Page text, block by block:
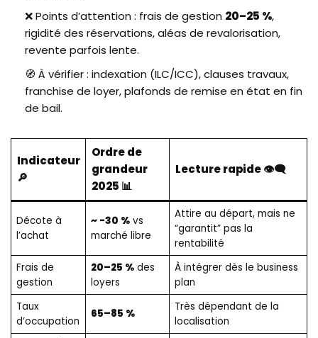
❌ Points d’attention : frais de gestion 20–25 %,
rigidité des réservations, aléas de revalorisation,
revente parfois lente.
🧭 À vérifier : indexation (ILC/ICC), clauses travaux,
franchise de loyer, plafonds de remise en état en fin
de bail.
Indicateur
🔎
Ordre de
grandeur
2025 📊
Lecture rapide 👁️‍🗨️
Décote à
l’achat
~ -30 %vs
marché libre
Attire au départ, mais ne
“garantit” pas la
rentabilité
Frais de
gestion
20–25 %des
loyers
À intégrer dès le business
plan
Taux
d’occupation
65–85 %
Très dépendant de la
localisation